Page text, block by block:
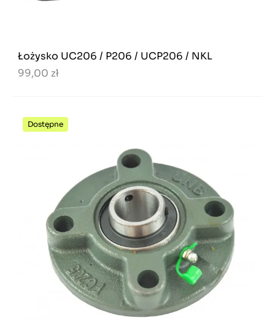
Łożysko UC206 / P206 / UCP206 / NKL
99,00 zł
Dostępne